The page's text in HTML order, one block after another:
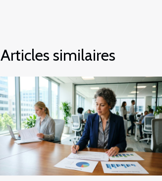
Articles similaires